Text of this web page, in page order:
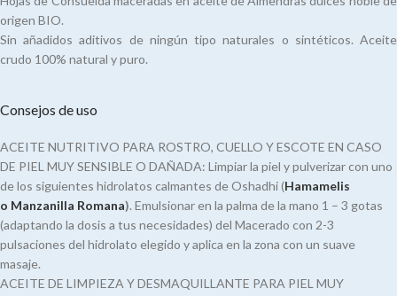
origen BIO.
Sin añadidos aditivos de ningún tipo naturales o sintéticos. Aceite
crudo 100% natural y puro.
Consejos de uso
ACEITE NUTRITIVO PARA ROSTRO, CUELLO Y ESCOTE EN CASO
DE PIEL MUY SENSIBLE O DAÑADA: Limpiar la piel y pulverizar con uno
de los siguientes hidrolatos calmantes de Oshadhi (Hamamelis
o Manzanilla Romana). Emulsionar en la palma de la mano 1 – 3 gotas
(adaptando la dosis a tus necesidades) del Macerado con 2-3
pulsaciones del hidrolato elegido y aplica en la zona con un suave
masaje.
ACEITE DE LIMPIEZA Y DESMAQUILLANTE PARA PIEL MUY